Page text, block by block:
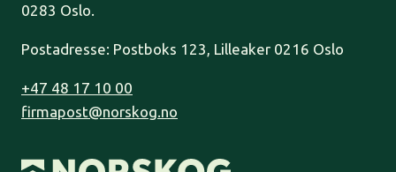
0283 Oslo.
Postadresse: Postboks 123, Lilleaker 0216 Oslo
+47 48 17 10 00
firmapost@norskog.no